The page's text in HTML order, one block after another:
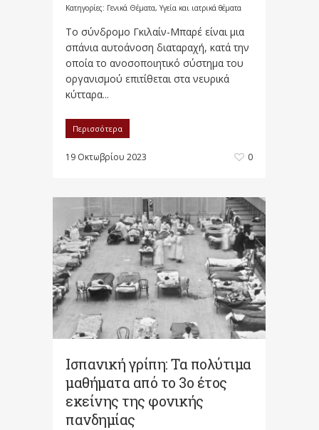
Κατηγορίες: Γενικά Θέματα, Υγεία και ιατρικά θέματα
Το σύνδρομο Γκιλαίν-Μπαρέ είναι μια
σπάνια αυτοάνοση διαταραχή, κατά την
οποία το ανοσοποιητικό σύστημα του
οργανισμού επιτίθεται στα νευρικά
κύτταρα...
Περισσότερα
19 Οκτωβρίου 2023 0
Ισπανική γρίπη: Τα πολύτιμα
μαθήματα από το 3ο έτος
εκείνης της φονικής
πανδημίας